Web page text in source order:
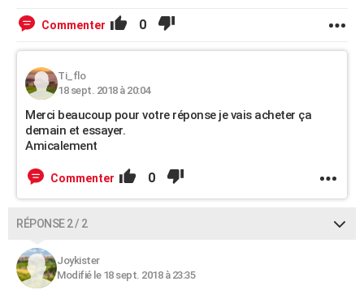
Commenter 0
Ti_flo
18 sept. 2018 à 20:04
Merci beaucoup pour votre réponse je vais acheter ça
demain et essayer.
Amicalement
Commenter 0
RÉPONSE 2 / 2
Joykister
Modifié le 18 sept. 2018 à 23:35